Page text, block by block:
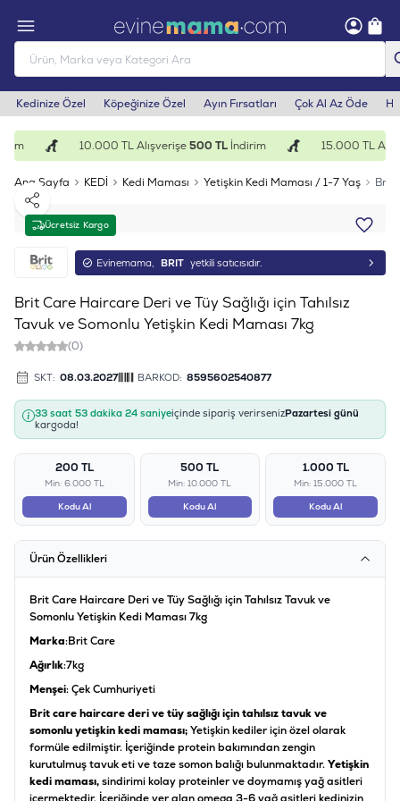
Kedinize Özel Köpeğinize Özel Ayın Fırsatları Çok Al Az Öde
10.000 TL Alışverişe500 TLİndirim 15.000 TL
Ana Sayfa KEDİ Kedi Maması Yetişkin Kedi Maması / 1-7 Yaş Brit
Ücretsiz Kargo
Paylaş
Evinemama, BRIT yetkili satıcısıdır.
Brit Care Haircare Deri ve Tüy Sağlığı için Tahılsız
Tavuk ve Somonlu Yetişkin Kedi Maması 7kg
(0)
SKT: 08.03.2027 BARKOD: 8595602540877
33 saat 53 dakika 24 saniyeiçinde sipariş verirsenizPazartesi günü
kargoda!
200 TL
Min: 6.000 TL
Kodu Al
500 TL
Min: 10.000 TL
Kodu Al
1.000 TL
Min: 15.000 TL
Kodu Al
Ürün Özellikleri
Brit Care Haircare Deri ve Tüy Sağlığı için Tahılsız Tavuk ve
Somonlu Yetişkin Kedi Maması 7kg
Marka:Brit Care
Ağırlık:7kg
Menşei: Çek Cumhuriyeti
Brit care haircare deri ve tüy sağlığı için tahılsız tavuk ve
somonlu yetişkin kedi maması;Yetişkin kediler için özel olarak
formüle edilmiştir. İçeriğinde protein bakımından zengin
kurutulmuş tavuk eti ve taze somon balığı bulunmaktadır.Yetişkin
kedi maması,sindirimi kolay proteinler ve doymamış yağ asitleri